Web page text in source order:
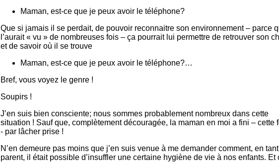
Maman, est-ce que je peux avoir le téléphone?
Que si jamais il se perdait, de pouvoir reconnaitre son environnement – parce
l’aurait « vu » de nombreuses fois – ça pourrait lui permettre de retrouver son
et de savoir où il se trouve
Maman, est-ce que je peux avoir le téléphone?…
Bref, vous voyez le genre !
Soupirs !
J’en suis bien consciente; nous sommes probablement nombreux dans cette
situation ! Sauf que, complètement découragée, la maman en moi a fini – cette
- par lâcher prise !
N’en demeure pas moins que j’en suis venue à me demander comment, en
parent, il était possible d’insuffler une certaine hygiène de vie à nos enfants. Et